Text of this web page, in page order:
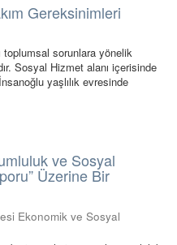
Gereksinimleri
toplumsal sorunlara yönelik
Sosyal Hizmet alanı içerisinde
yaşlılık evresinde
ve Sosyal
Üzerine Bir
Ekonomik ve Sosyal